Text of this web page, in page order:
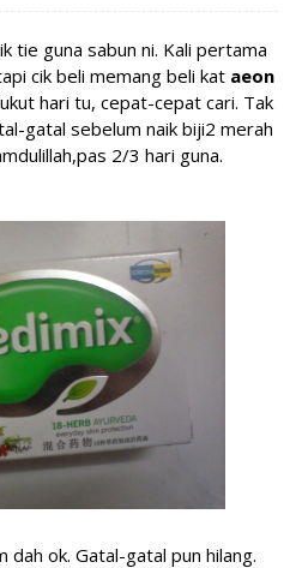
tie guna sabun ni. Kali pertama
cik beli memang beli kat aeon
hari tu, cepat-cepat cari. Tak
gatal sebelum naik biji2 merah
2/3 hari guna.
dah ok. Gatal-gatal pun hilang.